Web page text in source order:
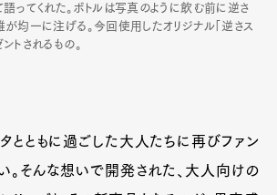
ってくれた。ボトルは写真のように飲む前に逆さ
が均一に注げる。今回使用したオリジナル「逆さス
トされるもの。
とともに過ごした大人たちに再びファン
。そんな想いで開発された、大人向けの